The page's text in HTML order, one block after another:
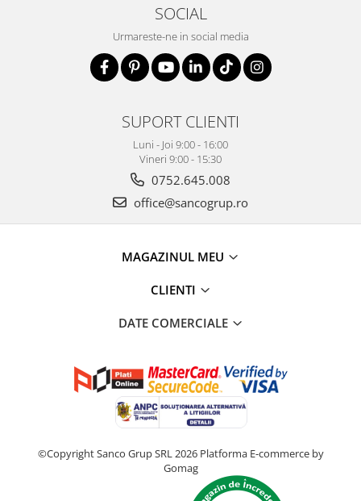
SOCIAL
Urmareste-ne in social media
SUPORT CLIENTI
Luni - Joi 9:00 - 16:00
Vineri 9:00 - 15:30
0752.645.008
office@sancogrup.ro
MAGAZINUL MEU
CLIENTI
DATE COMERCIALE
©Copyright Sanco Grup SRL 2026 Platforma E-commerce by
Gomag